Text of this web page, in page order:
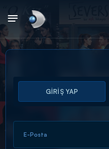
Arama
ARAMA SONUÇLARI
GİRİŞ YAP
E-Posta